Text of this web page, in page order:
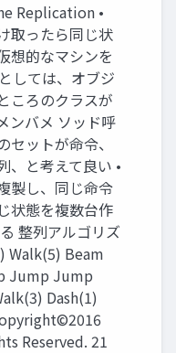
Replication •
取ったら同じ状
想的なマシンを
しては、オブジ
ころのクラスが
ンバメ ソッド呼
セットが命令、
、と考えて良い •
製し、同じ命令
状態を複数台作
整列アルゴリズ
Walk(5) Beam
Jump Jump
Dash(1)
Reserved. 21